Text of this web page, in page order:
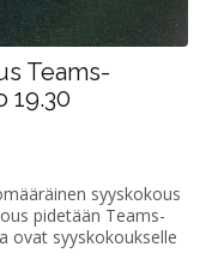
Teams-
19.30
syyskokous
pidetään Teams-
ovat syyskokoukselle